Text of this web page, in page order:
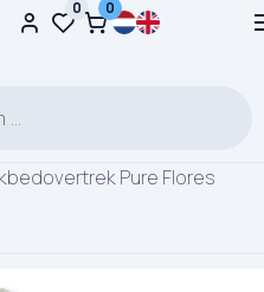
0 0
Pure Flores